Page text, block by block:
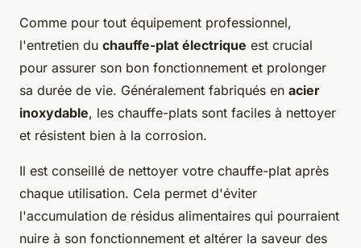
Comme pour tout équipement professionnel,
l'entretien du chauffe-plat électrique est crucial
pour assurer son bon fonctionnement et prolonger
sa durée de vie. Généralement fabriqués en acier
inoxydable, les chauffe-plats sont faciles à nettoyer
et résistent bien à la corrosion.
Il est conseillé de nettoyer votre chauffe-plat après
chaque utilisation. Cela permet d'éviter
l'accumulation de résidus alimentaires qui pourraient
nuire à son fonctionnement et altérer la saveur des